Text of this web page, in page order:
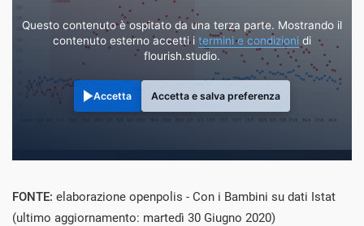
Questo contenuto è ospitato da una terza parte. Mostrando il
contenuto esterno accetti i termini e condizioni di
flourish.studio.
Accetta Accetta e salva preferenza
FONTE: elaborazione openpolis - Con i Bambini su dati Istat
(ultimo aggiornamento: martedì 30 Giugno 2020)